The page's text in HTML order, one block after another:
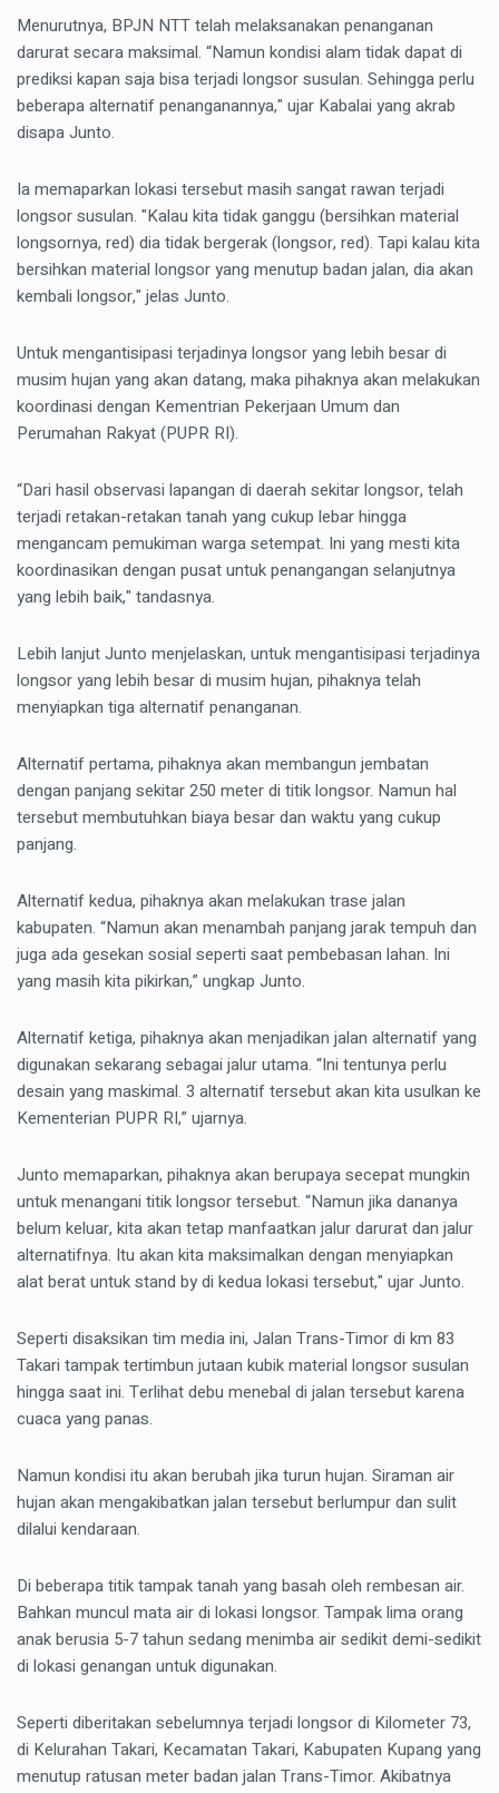
Menurutnya, BPJN NTT telah melaksanakan penanganan
darurat secara maksimal. “Namun kondisi alam tidak dapat di
prediksi kapan saja bisa terjadi longsor susulan. Sehingga perlu
beberapa alternatif penanganannya," ujar Kabalai yang akrab
disapa Junto.
Ia memaparkan lokasi tersebut masih sangat rawan terjadi
longsor susulan. "Kalau kita tidak ganggu (bersihkan material
longsornya, red) dia tidak bergerak (longsor, red). Tapi kalau kita
bersihkan material longsor yang menutup badan jalan, dia akan
kembali longsor," jelas Junto.
Untuk mengantisipasi terjadinya longsor yang lebih besar di
musim hujan yang akan datang, maka pihaknya akan melakukan
koordinasi dengan Kementrian Pekerjaan Umum dan
Perumahan Rakyat (PUPR RI).
“Dari hasil observasi lapangan di daerah sekitar longsor, telah
terjadi retakan-retakan tanah yang cukup lebar hingga
mengancam pemukiman warga setempat. Ini yang mesti kita
koordinasikan dengan pusat untuk penangangan selanjutnya
yang lebih baik," tandasnya.
Lebih lanjut Junto menjelaskan, untuk mengantisipasi terjadinya
longsor yang lebih besar di musim hujan, pihaknya telah
menyiapkan tiga alternatif penanganan.
Alternatif pertama, pihaknya akan membangun jembatan
dengan panjang sekitar 250 meter di titik longsor. Namun hal
tersebut membutuhkan biaya besar dan waktu yang cukup
panjang.
Alternatif kedua, pihaknya akan melakukan trase jalan
kabupaten. “Namun akan menambah panjang jarak tempuh dan
juga ada gesekan sosial seperti saat pembebasan lahan. Ini
yang masih kita pikirkan,” ungkap Junto.
Alternatif ketiga, pihaknya akan menjadikan jalan alternatif yang
digunakan sekarang sebagai jalur utama. “Ini tentunya perlu
desain yang maskimal. 3 alternatif tersebut akan kita usulkan ke
Kementerian PUPR RI,” ujarnya.
Junto memaparkan, pihaknya akan berupaya secepat mungkin
untuk menangani titik longsor tersebut. “Namun jika dananya
belum keluar, kita akan tetap manfaatkan jalur darurat dan jalur
alternatifnya. Itu akan kita maksimalkan dengan menyiapkan
alat berat untuk stand by di kedua lokasi tersebut," ujar Junto.
Seperti disaksikan tim media ini, Jalan Trans-Timor di km 83
Takari tampak tertimbun jutaan kubik material longsor susulan
hingga saat ini. Terlihat debu menebal di jalan tersebut karena
cuaca yang panas.
Namun kondisi itu akan berubah jika turun hujan. Siraman air
hujan akan mengakibatkan jalan tersebut berlumpur dan sulit
dilalui kendaraan.
Di beberapa titik tampak tanah yang basah oleh rembesan air.
Bahkan muncul mata air di lokasi longsor. Tampak lima orang
anak berusia 5-7 tahun sedang menimba air sedikit demi-sedikit
di lokasi genangan untuk digunakan.
Seperti diberitakan sebelumnya terjadi longsor di Kilometer 73,
di Kelurahan Takari, Kecamatan Takari, Kabupaten Kupang yang
menutup ratusan meter badan jalan Trans-Timor. Akibatnya